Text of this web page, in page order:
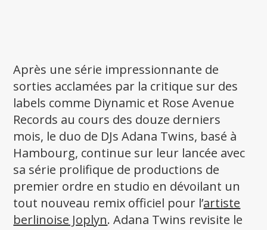
Après une série impressionnante de
sorties acclamées par la critique sur des
labels comme Diynamic et Rose Avenue
Records au cours des douze derniers
mois, le duo de DJs Adana Twins, basé à
Hambourg, continue sur leur lancée avec
sa série prolifique de productions de
premier ordre en studio en dévoilant un
tout nouveau remix officiel pour l’artiste
berlinoise Joplyn. Adana Twins revisite le